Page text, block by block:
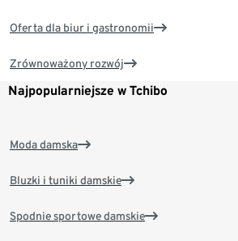
Oferta dla biur i gastronomii
Zrównoważony rozwój
Najpopularniejsze w Tchibo
Moda damska
Bluzki i tuniki damskie
Spodnie sportowe damskie